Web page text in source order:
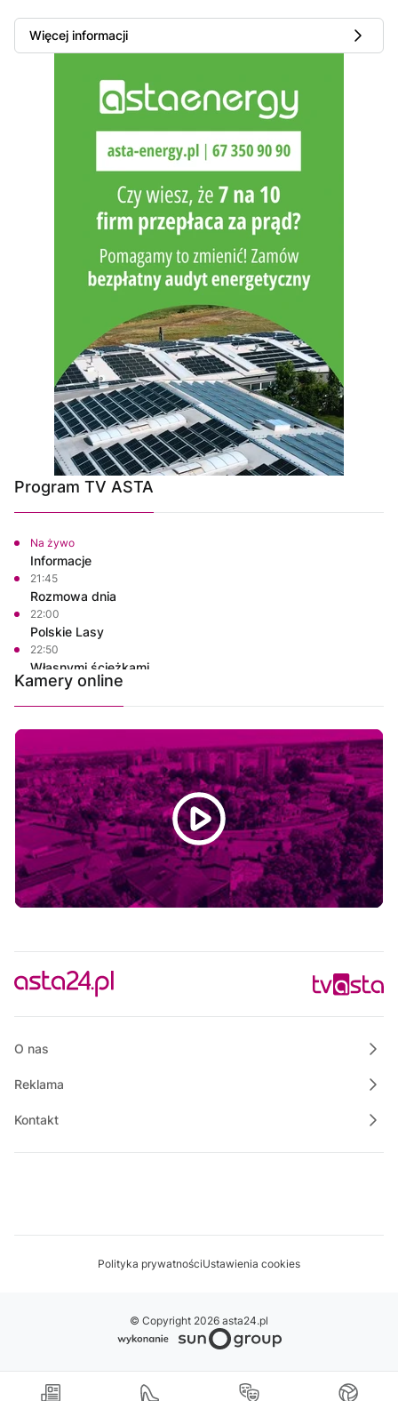
Więcej informacji
Program TV ASTA
Na żywo
Informacje
21:45
Rozmowa dnia
22:00
Polskie Lasy
22:50
Własnymi ścieżkami
23:00
Informacje
Kamery online
O nas
Reklama
Kontakt
Polityka prywatnościUstawienia cookies
© Copyright 2026 asta24.pl